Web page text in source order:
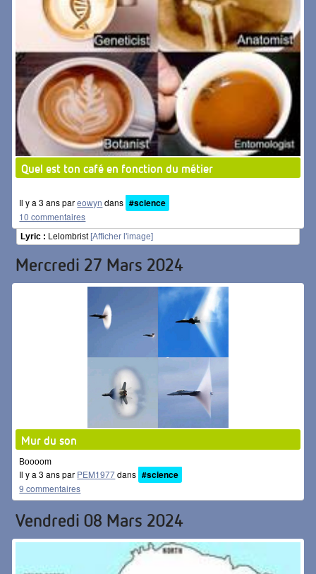
Quel est ton café en fonction du métier
Il y a 3 ans pareowyn dans #science
10 commentaires
Lyric : Lelombrist[Afficher l'image]
Mercredi 27 Mars 2024
Mur du son
Boooom
Il y a 3 ans par PEM1977dans #science
9 commentaires
Vendredi 08 Mars 2024